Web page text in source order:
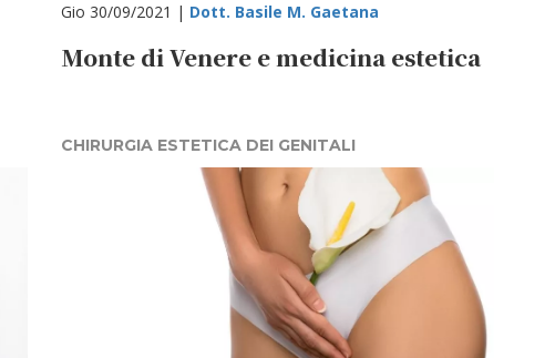
Gio 30/09/2021 | Dott. Basile M. Gaetana
Monte di Venere e medicina estetica
CHIRURGIA ESTETICA DEI GENITALI